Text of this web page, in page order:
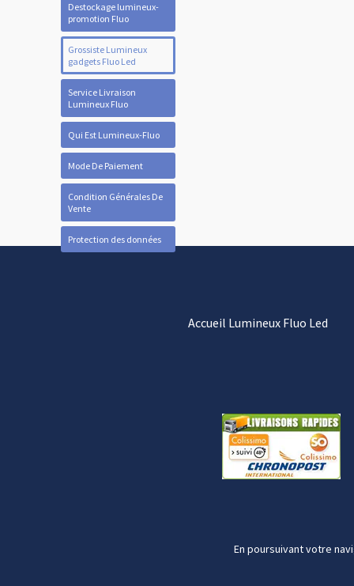
Destockage lumineux-
promotion Fluo
Grossiste Lumineux
gadgets Fluo Led
Service Livraison
Lumineux Fluo
Qui Est Lumineux-Fluo
Mode De Paiement
Condition Générales De
Vente
Protection des données
Accueil Lumineux Fluo Led
En poursuivant votre